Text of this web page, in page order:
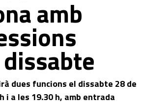
amb
dues funcions el dissabte 28 de
i a les 19.30 h, amb entrada